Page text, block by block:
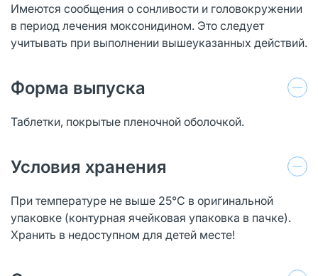
Имеются сообщения о сонливости и головокружении
в период лечения моксонидином. Это следует
учитывать при выполнении вышеуказанных действий.
Форма выпуска
Таблетки, покрытые пленочной оболочкой.
Условия хранения
При температуре не выше 25°С в оригинальной
упаковке (контурная ячейковая упаковка в пачке).
Хранить в недоступном для детей месте!